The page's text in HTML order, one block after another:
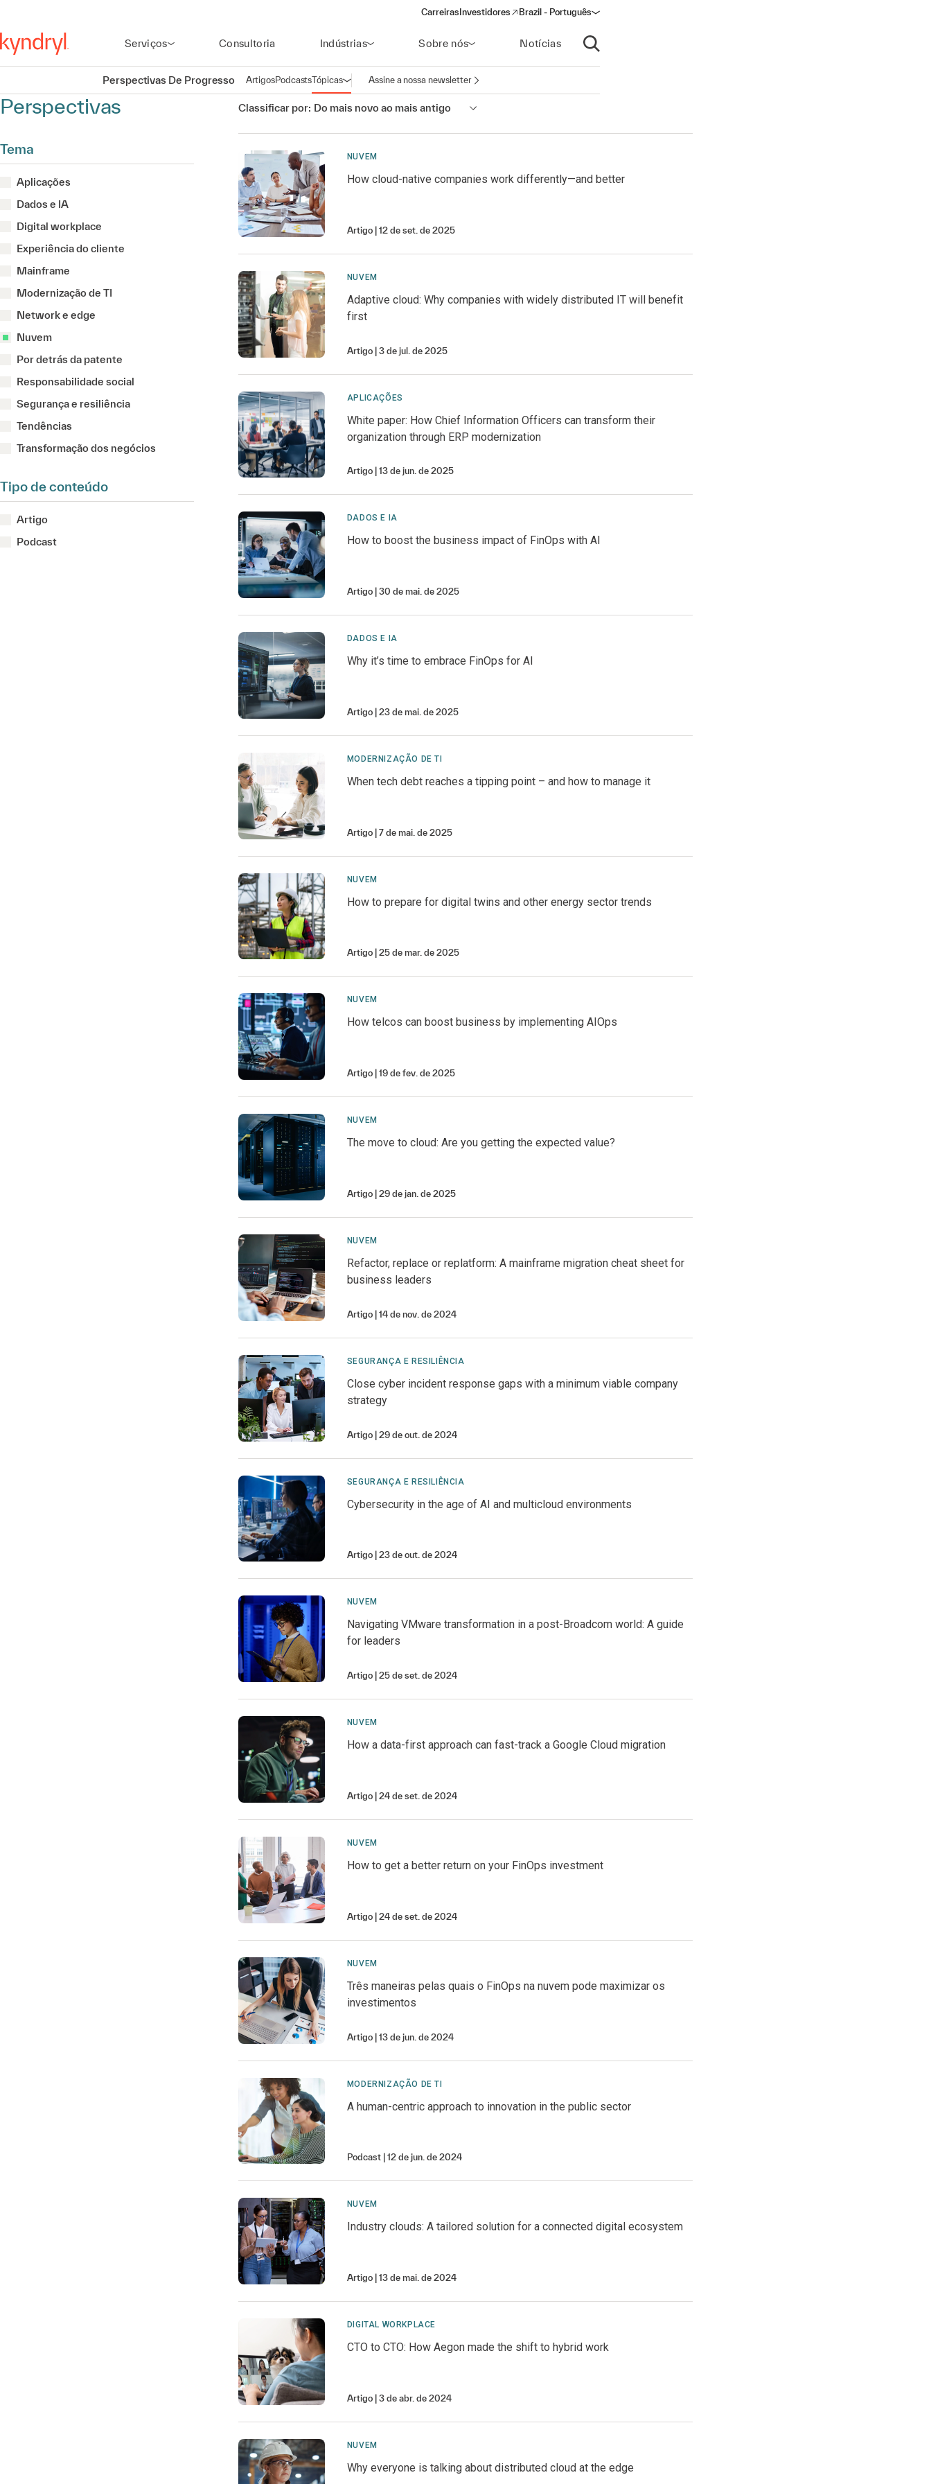
Carreiras Investidores
(opens in a new window)
Brazil - Português
Serviços Consultoria Indústrias Sobre nós Notícias
Abrir pesquisa
Perspectivas De Progresso ArtigosPodcastsTópicasAbrir navegação
Assine a nossa newsletter
Perspectivas
Tema
Aplicações
Dados e IA
Digital workplace
Experiência do cliente
Mainframe
Modernização de TI
Network e edge
Nuvem
Por detrás da patente
Responsabilidade social
Segurança e resiliência
Tendências
Transformação dos negócios
Tipo de conteúdo
Artigo
Podcast
Classificar por: Do mais novo ao mais antigo
NUVEM
How cloud-native companies work differently—and better
Artigo 12 de set. de 2025
NUVEM
Adaptive cloud: Why companies with widely distributed IT will benefit
first
Artigo 3 de jul. de 2025
APLICAÇÕES
White paper: How Chief Information Officers can transform their
organization through ERP modernization
Artigo 13 de jun. de 2025
DADOS E IA
How to boost the business impact of FinOps with AI
Artigo 30 de mai. de 2025
DADOS E IA
Why it’s time to embrace FinOps for AI
Artigo 23 de mai. de 2025
MODERNIZAÇÃO DE TI
When tech debt reaches a tipping point – and how to manage it
Artigo 7 de mai. de 2025
NUVEM
How to prepare for digital twins and other energy sector trends
Artigo 25 de mar. de 2025
NUVEM
How telcos can boost business by implementing AIOps
Artigo 19 de fev. de 2025
NUVEM
The move to cloud: Are you getting the expected value?
Artigo 29 de jan. de 2025
NUVEM
Refactor, replace or replatform: A mainframe migration cheat sheet for
business leaders
Artigo 14 de nov. de 2024
SEGURANÇA E RESILIÊNCIA
Close cyber incident response gaps with a minimum viable company
strategy
Artigo 29 de out. de 2024
SEGURANÇA E RESILIÊNCIA
Cybersecurity in the age of AI and multicloud environments
Artigo 23 de out. de 2024
NUVEM
Navigating VMware transformation in a post-Broadcom world: A guide
for leaders
Artigo 25 de set. de 2024
NUVEM
How a data-first approach can fast-track a Google Cloud migration
Artigo 24 de set. de 2024
NUVEM
How to get a better return on your FinOps investment
Artigo 24 de set. de 2024
NUVEM
Três maneiras pelas quais o FinOps na nuvem pode maximizar os
investimentos
Artigo 13 de jun. de 2024
MODERNIZAÇÃO DE TI
A human-centric approach to innovation in the public sector
Podcast 12 de jun. de 2024
NUVEM
Industry clouds: A tailored solution for a connected digital ecosystem
Artigo 13 de mai. de 2024
DIGITAL WORKPLACE
CTO to CTO: How Aegon made the shift to hybrid work
Artigo 3 de abr. de 2024
NUVEM
Why everyone is talking about distributed cloud at the edge